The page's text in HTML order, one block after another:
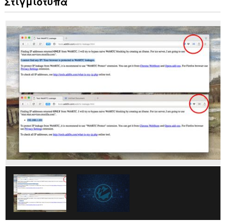
Αυτή
η
μπορεί
να
έχει
πρόσβαση
στα
δεδομένα
σας
σε
όλους
τους
ιστότοπους.
Αυτή
η
επέκταση
μπορεί
να
διαχειρίζεται
που
αφορούν
προσωπικά
δεδομένα.